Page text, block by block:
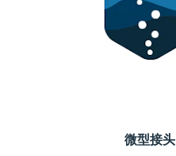
微型接头